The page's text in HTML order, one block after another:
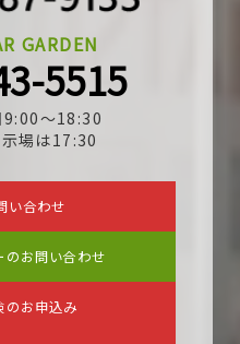
GARDEN
5515
～18:30
場は17:30
い合わせ
のお問い合わせ
のお申込み